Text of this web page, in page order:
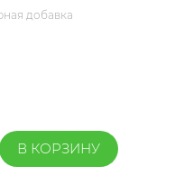
добавка
В КОРЗИНУ